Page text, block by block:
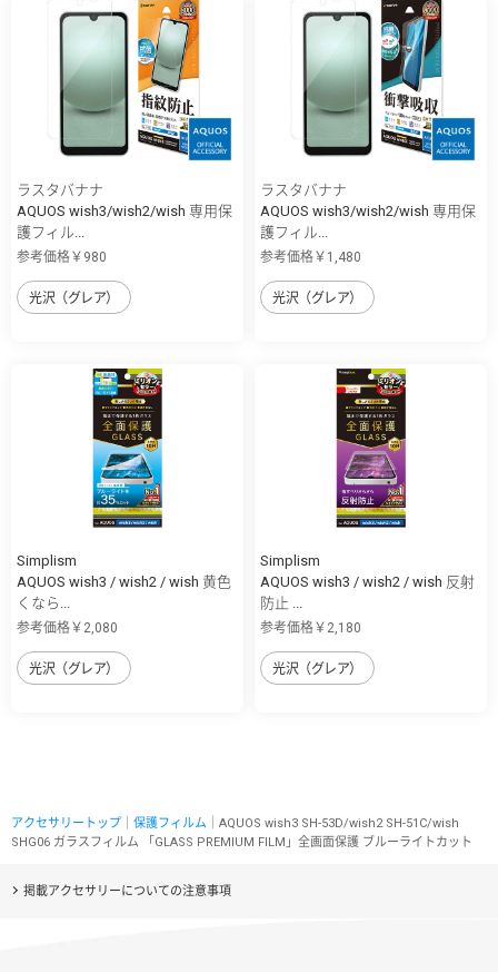
ラスタバナナ
AQUOS wish3/wish2/wish 専用保
護フィル...
参考価格￥980
光沢（グレア）
ラスタバナナ
AQUOS wish3/wish2/wish 専用保
護フィル...
参考価格￥1,480
光沢（グレア）
Simplism
AQUOS wish3 / wish2 / wish 黄色
くなら...
参考価格￥2,080
光沢（グレア）
Simplism
AQUOS wish3 / wish2 / wish 反射
防止 ...
参考価格￥2,180
光沢（グレア）
アクセサリートップ 保護フィルム ｜AQUOS wish3 SH-53D/wish2 SH-51C/wish
SHG06 ガラスフィルム 「GLASS PREMIUM FILM」全画面保護 ブルーライトカット
掲載アクセサリーについての注意事項